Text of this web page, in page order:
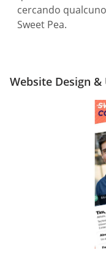
cercando
Sweet Pea.
Website Design